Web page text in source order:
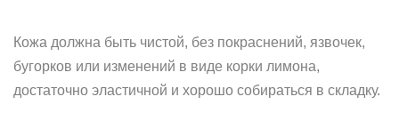
Кожа должна быть чистой, без покраснений, язвочек,
бугорков или изменений в виде корки лимона,
достаточно эластичной и хорошо собираться в складку.